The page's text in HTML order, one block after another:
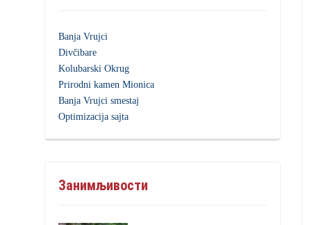
Banja Vrujci
Divčibare
Kolubarski Okrug
Prirodni kamen Mionica
Banja Vrujci smestaj
Optimizacija sajta
Занимљивости